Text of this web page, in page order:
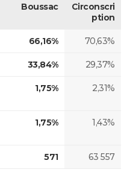
Boussac
Circonscri
ption
66,16% 70,63%
33,84% 29,37%
1,75% 2,31%
1,75% 1,43%
571 63 557